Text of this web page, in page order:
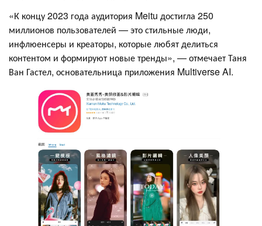
«К концу 2023 года аудитория Meitu достигла 250
миллионов пользователей — это стильные люди,
инфлюенсеры и креаторы, которые любят делиться
контентом и формируют новые тренды», — отмечает Таня
Ван Гастел, основательница приложения Multiverse AI.